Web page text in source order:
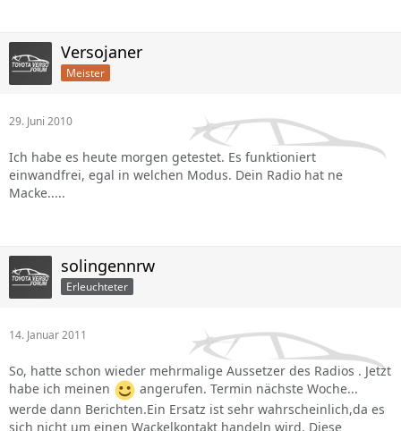
Versojaner
Meister
29. Juni 2010
Ich habe es heute morgen getestet. Es funktioniert
einwandfrei, egal in welchen Modus. Dein Radio hat ne
Macke.....
solingennrw
Erleuchteter
14. Januar 2011
So, hatte schon wieder mehrmalige Aussetzer des Radios . Jetzt
habe ich meinen
angerufen. Termin nächste Woche...
werde dann Berichten.Ein Ersatz ist sehr wahrscheinlich,da es
sich nicht um einen Wackelkontakt handeln wird. Diese